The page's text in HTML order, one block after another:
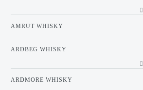
AMRUT WHISKY
ARDBEG WHISKY
ARDMORE WHISKY